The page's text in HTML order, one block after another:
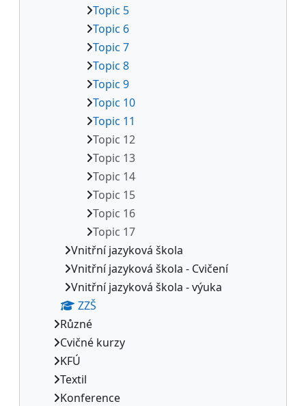
Topic 5
Topic 6
Topic 7
Topic 8
Topic 9
Topic 10
Topic 11
Topic 12
Topic 13
Topic 14
Topic 15
Topic 16
Topic 17
Vnitřní jazyková škola
Vnitřní jazyková škola - Cvičení
Vnitřní jazyková škola - výuka
ZZŠ
Různé
Cvičné kurzy
KFÚ
Textil
Konference